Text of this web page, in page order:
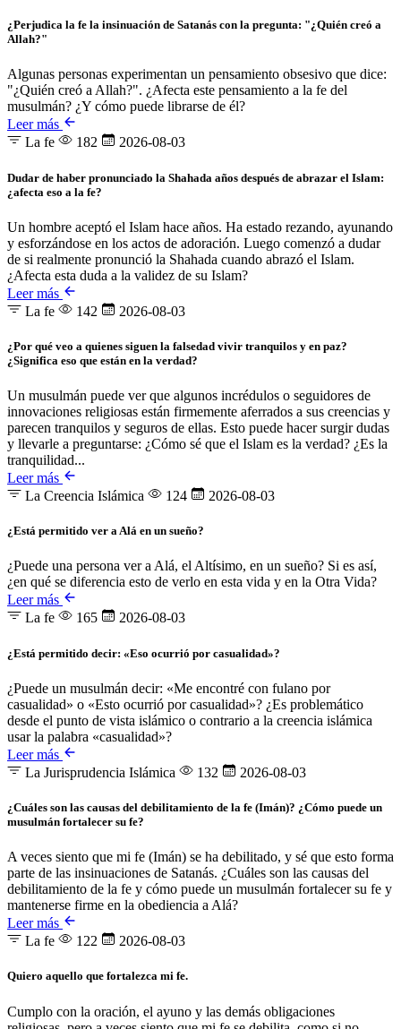
¿Perjudica la fe la insinuación de Satanás con la pregunta: "¿Quién creó a
Allah?"
Algunas personas experimentan un pensamiento obsesivo que dice:
"¿Quién creó a Allah?". ¿Afecta este pensamiento a la fe del
musulmán? ¿Y cómo puede librarse de él?
Leer más
La fe
182 2026-08-03
Dudar de haber pronunciado la Shahada años después de abrazar el Islam:
¿afecta eso a la fe?
Un hombre aceptó el Islam hace años. Ha estado rezando, ayunando
y esforzándose en los actos de adoración. Luego comenzó a dudar
de si realmente pronunció la Shahada cuando abrazó el Islam.
¿Afecta esta duda a la validez de su Islam?
Leer más
La fe
142 2026-08-03
¿Por qué veo a quienes siguen la falsedad vivir tranquilos y en paz?
¿Significa eso que están en la verdad?
Un musulmán puede ver que algunos incrédulos o seguidores de
innovaciones religiosas están firmemente aferrados a sus creencias y
parecen tranquilos y seguros de ellas. Esto puede hacer surgir dudas
y llevarle a preguntarse: ¿Cómo sé que el Islam es la verdad? ¿Es la
tranquilidad...
Leer más
La Creencia Islámica
124 2026-08-03
¿Está permitido ver a Alá en un sueño?
¿Puede una persona ver a Alá, el Altísimo, en un sueño? Si es así,
¿en qué se diferencia esto de verlo en esta vida y en la Otra Vida?
Leer más
La fe
165 2026-08-03
¿Está permitido decir: «Eso ocurrió por casualidad»?
¿Puede un musulmán decir: «Me encontré con fulano por
casualidad» o «Esto ocurrió por casualidad»? ¿Es problemático
desde el punto de vista islámico o contrario a la creencia islámica
usar la palabra «casualidad»?
Leer más
La Jurisprudencia Islámica
132 2026-08-03
¿Cuáles son las causas del debilitamiento de la fe (Imán)? ¿Cómo puede un
musulmán fortalecer su fe?
A veces siento que mi fe (Imán) se ha debilitado, y sé que esto forma
parte de las insinuaciones de Satanás. ¿Cuáles son las causas del
debilitamiento de la fe y cómo puede un musulmán fortalecer su fe y
mantenerse firme en la obediencia a Alá?
Leer más
La fe
122 2026-08-03
Quiero aquello que fortalezca mi fe.
Cumplo con la oración, el ayuno y las demás obligaciones